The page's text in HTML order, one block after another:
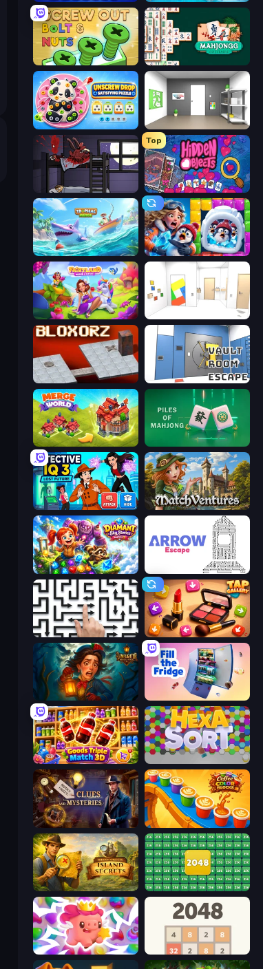
Screw Out: Bolts and Nuts Mahjongg Solitaire
Unscrew Drop: Satisfying Puzzle Paint Room Escape
The Visitor
Top
Hidden Objects
Tropical Merge Captain Blast
Fairyland Merge & Magic Mirror Room Escape
Bloxorz Vault Room Escape
Merge World Piles of Mahjong
Detective IQ 3 MatchVentures
Diamant: Sky Stories Match 3 Arrow Escape
Arrow Escape: Puzzle Tap Gallery
Lamplighter: Merge & Magic Fill The Fridge
Goods Triple Match 3D
Hidden Object: Clues and Mysteries Coffee Color Blocks
Hidden Objects: Island Secrets 2048 Merge Blocks
Match Arena 2048